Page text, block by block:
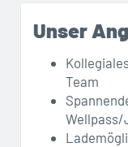
Unser
Team
Wellpass/